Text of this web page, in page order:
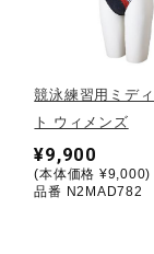
柔道
ウィン
ワーキ
競泳練習用ミデ
ト ウィメンズ
¥9,900
(本体価格 ¥9,000)
品番 N2MAD782